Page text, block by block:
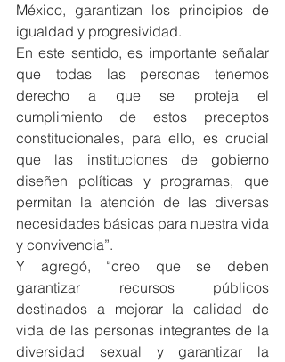
México, garantizan los principios de
igualdad y progresividad.
En este sentido, es importante señalar
que todas las personas tenemos
derecho a que se proteja el
cumplimiento de estos preceptos
constitucionales, para ello, es crucial
que las instituciones de gobierno
diseñen políticas y programas, que
permitan la atención de las diversas
necesidades básicas para nuestra vida
y convivencia”.
Y agregó, “creo que se deben
garantizar recursos públicos
destinados a mejorar la calidad de
vida de las personas integrantes de la
diversidad sexual y garantizar la